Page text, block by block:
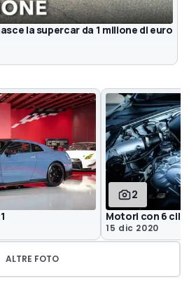
la supercar da 1 milione di euro
2
Motori con 6
15 dic 2020
ALTRE FOTO